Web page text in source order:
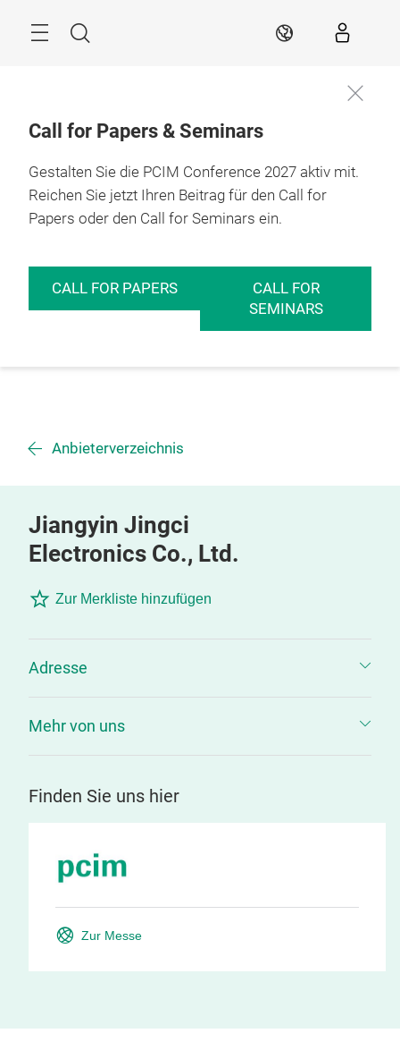
Suche DE
Call for Papers & Seminars
Gestalten Sie die PCIM Conference 2027 aktiv mit.
Reichen Sie jetzt Ihren Beitrag für den Call for
Papers oder den Call for Seminars ein.
CALL FOR PAPERS
CALL FOR
SEMINARS
Anbieterverzeichnis
Jiangyin Jingci
Electronics Co., Ltd.
Zur Merkliste hinzufügen
Adresse
Mehr von uns
Finden Sie uns hier
Zur Messe